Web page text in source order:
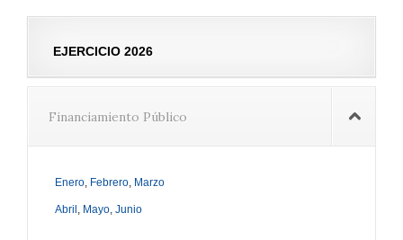
EJERCICIO 2026
Financiamiento Público
Enero, Febrero, Marzo
Abril , Mayo, Junio